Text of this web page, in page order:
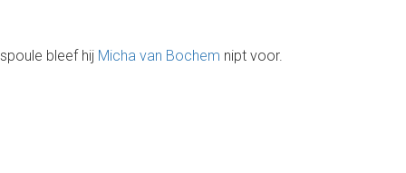
bleef hij Micha van Bochem nipt voor.